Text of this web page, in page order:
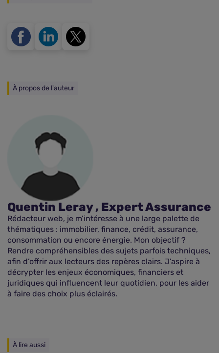
À propos de l'auteur
Quentin Leray , Expert Assurance
Rédacteur web, je m’intéresse à une large palette de
thématiques : immobilier, finance, crédit, assurance,
consommation ou encore énergie. Mon objectif ?
Rendre compréhensibles des sujets parfois techniques,
afin d’offrir aux lecteurs des repères clairs. J’aspire à
décrypter les enjeux économiques, financiers et
juridiques qui influencent leur quotidien, pour les aider
à faire des choix plus éclairés.
À lire aussi